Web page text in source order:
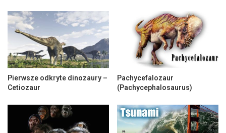
Pierwsze odkryte dinozaury –
Cetiozaur
Pachycefalozaur
(Pachycephalosaurus)